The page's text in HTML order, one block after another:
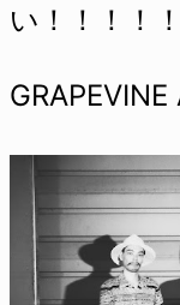
い！！！！！
GRAPEVINE